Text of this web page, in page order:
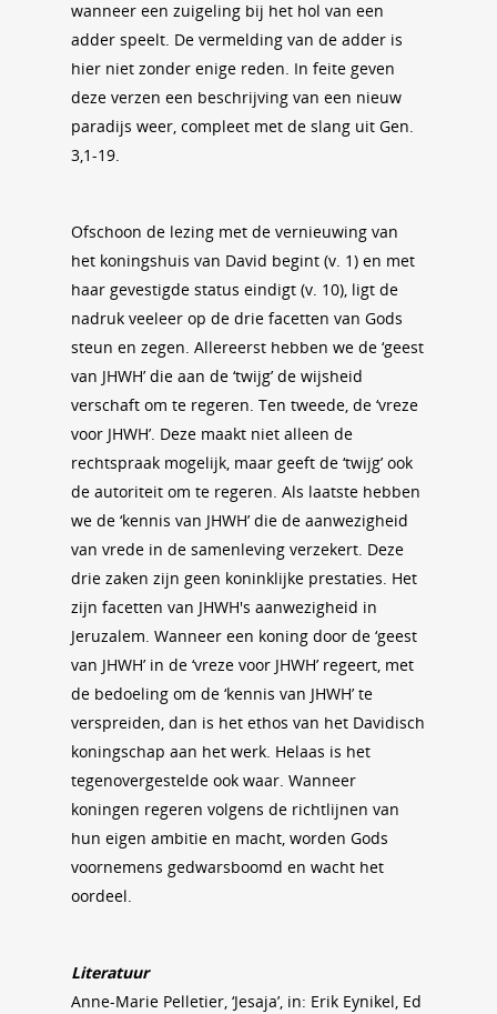
wanneer een zuigeling bij het hol van een
adder speelt. De vermelding van de adder is
hier niet zonder enige reden. In feite geven
deze verzen een beschrijving van een nieuw
paradijs weer, compleet met de slang uit Gen.
3,1-19.
Ofschoon de lezing met de vernieuwing van
het koningshuis van David begint (v. 1) en met
haar gevestigde status eindigt (v. 10), ligt de
nadruk veeleer op de drie facetten van Gods
steun en zegen. Allereerst hebben we de ‘geest
van JHWH’ die aan de ‘twijg’ de wijsheid
verschaft om te regeren. Ten tweede, de ‘vreze
voor JHWH’. Deze maakt niet alleen de
rechtspraak mogelijk, maar geeft de ‘twijg’ ook
de autoriteit om te regeren. Als laatste hebben
we de ‘kennis van JHWH’ die de aanwezigheid
van vrede in de samenleving verzekert. Deze
drie zaken zijn geen koninklijke prestaties. Het
zijn facetten van JHWH's aanwezigheid in
Jeruzalem. Wanneer een koning door de ‘geest
van JHWH’ in de ‘vreze voor JHWH’ regeert, met
de bedoeling om de ‘kennis van JHWH’ te
verspreiden, dan is het ethos van het Davidisch
koningschap aan het werk. Helaas is het
tegenovergestelde ook waar. Wanneer
koningen regeren volgens de richtlijnen van
hun eigen ambitie en macht, worden Gods
voornemens gedwarsboomd en wacht het
oordeel.
Literatuur
Anne-Marie Pelletier, ‘Jesaja’, in: Erik Eynikel, Ed